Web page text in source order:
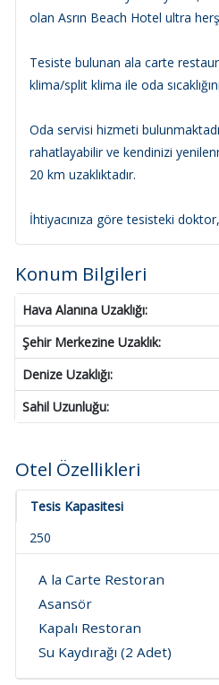
olan Asrın Beach Hotel ultra
Tesiste bulunan ala carte
klima/split klima ile oda
Oda servisi hizmeti
rahatlayabilir ve kendinizi
20 km uzaklıktadır.
İhtiyacınıza göre tesisteki
Konum Bilgileri
Hava Alanına Uzaklığı:
Şehir Merkezine Uzaklık:
Denize Uzaklığı:
Sahil Uzunluğu:
Otel Özellikleri
Tesis Kapasitesi
250
A la Carte Restoran
Asansör
Kapalı Restoran
Su Kaydırağı (2 Adet)